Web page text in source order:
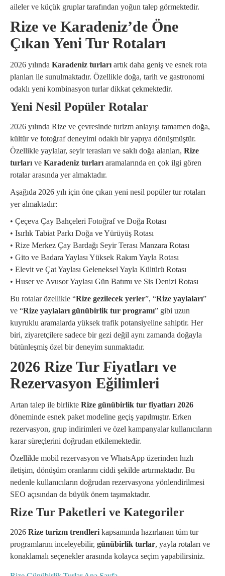
aileler ve küçük gruplar tarafından yoğun talep görmektedir.
Rize ve Karadeniz’de Öne
Çıkan Yeni Tur Rotaları
2026 yılında Karadeniz turları artık daha geniş ve esnek rota
planları ile sunulmaktadır. Özellikle doğa, tarih ve gastronomi
odaklı yeni kombinasyon turlar dikkat çekmektedir.
Yeni Nesil Popüler Rotalar
2026 yılında Rize ve çevresinde turizm anlayışı tamamen doğa,
kültür ve fotoğraf deneyimi odaklı bir yapıya dönüşmüştür.
Özellikle yaylalar, seyir terasları ve saklı doğa alanları, Rize
turları ve Karadeniz turları aramalarında en çok ilgi gören
rotalar arasında yer almaktadır.
Aşağıda 2026 yılı için öne çıkan yeni nesil popüler tur rotaları
yer almaktadır:
• Çeçeva Çay Bahçeleri Fotoğraf ve Doğa Rotası
• Isırlık Tabiat Parkı Doğa ve Yürüyüş Rotası
• Rize Merkez Çay Bardağı Seyir Terası Manzara Rotası
• Gito ve Badara Yaylası Yüksek Rakım Yayla Rotası
• Elevit ve Çat Yaylası Geleneksel Yayla Kültürü Rotası
• Huser ve Avusor Yaylası Gün Batımı ve Sis Denizi Rotası
Bu rotalar özellikle “Rize gezilecek yerler”, “Rize yaylaları”
ve “Rize yaylaları günübirlik tur programı” gibi uzun
kuyruklu aramalarda yüksek trafik potansiyeline sahiptir. Her
biri, ziyaretçilere sadece bir gezi değil aynı zamanda doğayla
bütünleşmiş özel bir deneyim sunmaktadır.
2026 Rize Tur Fiyatları ve
Rezervasyon Eğilimleri
Artan talep ile birlikte Rize günübirlik tur fiyatları 2026
döneminde esnek paket modeline geçiş yapılmıştır. Erken
rezervasyon, grup indirimleri ve özel kampanyalar kullanıcıların
karar süreçlerini doğrudan etkilemektedir.
Özellikle mobil rezervasyon ve WhatsApp üzerinden hızlı
iletişim, dönüşüm oranlarını ciddi şekilde artırmaktadır. Bu
nedenle kullanıcıların doğrudan rezervasyona yönlendirilmesi
SEO açısından da büyük önem taşımaktadır.
Rize Tur Paketleri ve Kategoriler
2026 Rize turizm trendleri kapsamında hazırlanan tüm tur
programlarını inceleyebilir, günübirlik turlar, yayla rotaları ve
konaklamalı seçenekler arasında kolayca seçim yapabilirsiniz.